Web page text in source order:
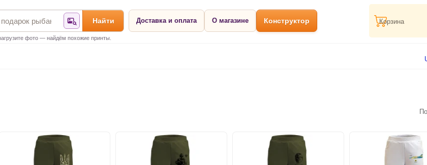
Найти по фотографии
Найти
фото — найдём похожие принты.
Доставка и оплата О магазине Конструктор Корзина